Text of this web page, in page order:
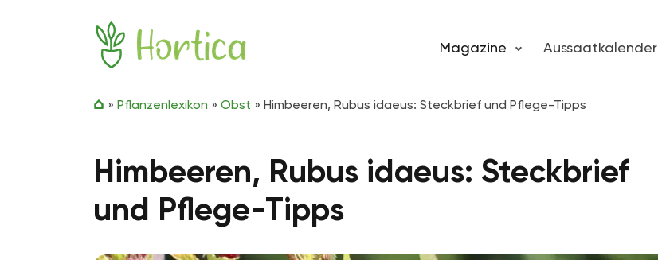
Magazine Aussaatkalender
» Pflanzenlexikon » Obst » Himbeeren, Rubus idaeus: Steckbrief und Pflege-Tipps
Himbeeren, Rubus idaeus: Steckbrief
und Pflege-Tipps